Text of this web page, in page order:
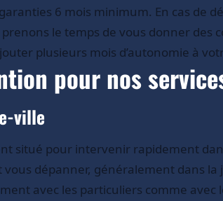
6 mois minimum. En cas de
le temps de vous donner
plusieurs mois d’autonomie à
pour nos
ville
situé pour intervenir rapidement
dépanner, généralement dans la
avec les particuliers comme